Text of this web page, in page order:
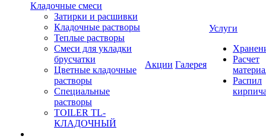
Кладочные смеси
Затирки и расшивки
Кладочные растворы
Теплые растворы
Смеси для укладки
брусчатки
Цветные кладочные
растворы
Специальные
растворы
TOILER TL-
КЛАДОЧНЫЙ
Акции Галерея
Услуги
Расчет
Распил